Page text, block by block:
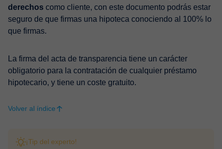
derechos como cliente, con este documento podrás estar
seguro de que firmas una hipoteca conociendo al 100% lo
que firmas.
La firma del acta de transparencia tiene un carácter
obligatorio para la contratación de cualquier préstamo
hipotecario, y tiene un coste gratuito.
Volver al índice
¡Tip del experto!